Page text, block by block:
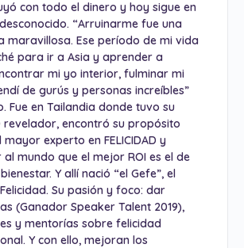
con todo el dinero y hoy sigue en
“Arruinarme fue una
maravillosa. Ese período de mi vida
para ir a Asia y aprender a
mi yo interior, fulminar mi
de gurús y personas increíbles”
Fue en Tailandia donde tuvo su
revelador, encontró su propósito
mayor experto en FELICIDAD y
mundo que el mejor ROI es el de
Y allí nació “el Gefe”, el
Su pasión y foco: dar
(Ganador Speaker Talent 2019),
y mentorías sobre felicidad
Y con ello, mejoran los